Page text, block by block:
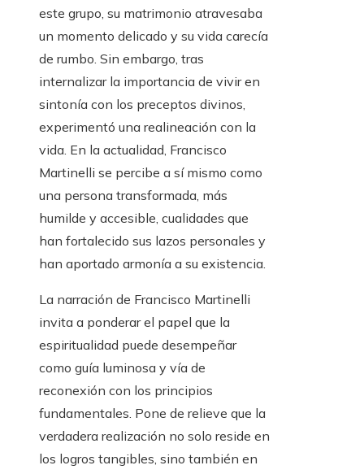
este grupo, su matrimonio atravesaba
un momento delicado y su vida carecía
de rumbo. Sin embargo, tras
internalizar la importancia de vivir en
sintonía con los preceptos divinos,
experimentó una realineación con la
vida. En la actualidad, Francisco
Martinelli se percibe a sí mismo como
una persona transformada, más
humilde y accesible, cualidades que
han fortalecido sus lazos personales y
han aportado armonía a su existencia.
La narración de Francisco Martinelli
invita a ponderar el papel que la
espiritualidad puede desempeñar
como guía luminosa y vía de
reconexión con los principios
fundamentales. Pone de relieve que la
verdadera realización no solo reside en
los logros tangibles, sino también en